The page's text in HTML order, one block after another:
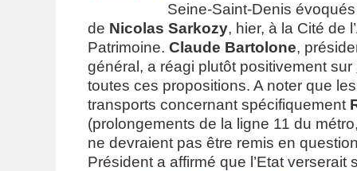
Seine-Saint-Denis
de Nicolas Sarkozy, hier, à la Cité de
Patrimoine. Claude Bartolone,
général, a réagi plutôt positivement sur
toutes ces propositions. A noter que
transports concernant spécifiquement
(prolongements de la ligne 11 du
ne devraient pas être remis en
Président a affirmé que l’Etat verserait